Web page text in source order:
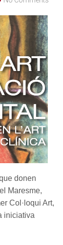
donen
Maresme,
Col·loqui Art,
iniciativa